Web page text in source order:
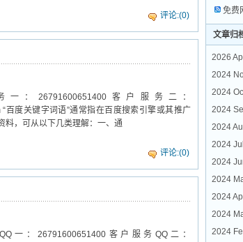
评论:(0)
26791600651400客户服务二：
百度关键字词语”通常指在百度搜索引擎或其推广
料，可从以下几类理解：‌一、通
评论:(0)
：26791600651400客户服务QQ二：
免费
文章归
2026
2024
2024
2024
2024
2024
2024
2024
2024
2024
2024